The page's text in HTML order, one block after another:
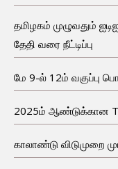
தமிழகம் முழுவதும்
தேதி வரை நீட்டிப்பு
மே 9-ல் 12ம் வகுப்பு
2025ம் ஆண்டுக்கான
காலாண்டு விடுமுறை